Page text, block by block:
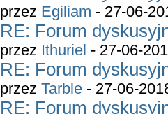
przez Egiliam - 27-06-
RE: Forum
przez Ithuriel - 27-06-
RE: Forum
przez Tarble - 27-06-
RE: Forum